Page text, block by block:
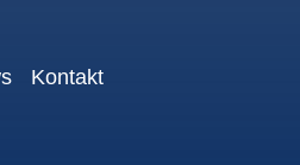
Kontakt